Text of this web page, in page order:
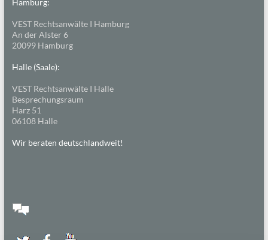
Hamburg:
VEST Rechtsanwälte I Hamburg
An der Alster 6
20099 Hamburg
Halle (Saale):
VEST Rechtsanwälte I Halle
Besprechungsraum
Harz 51
06108 Halle
Wir beraten deutschlandweit!